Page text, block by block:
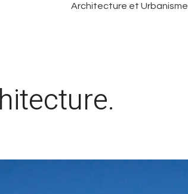
Architecture et Urbanisme